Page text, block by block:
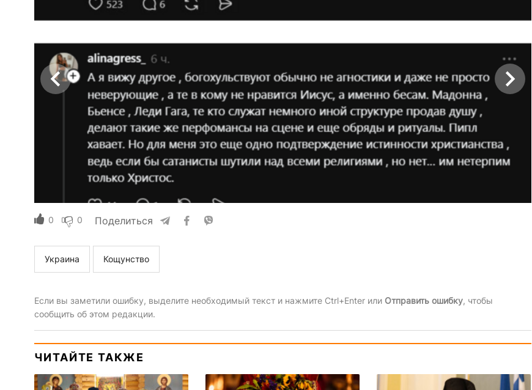
0 0 Поделиться
Украина Кощунство
Если вы заметили ошибку, выделите необходимый текст и нажмите Ctrl+Enter или Отправить ошибку, чтобы
сообщить об этом редакции.
ЧИТАЙТЕ ТАКЖЕ